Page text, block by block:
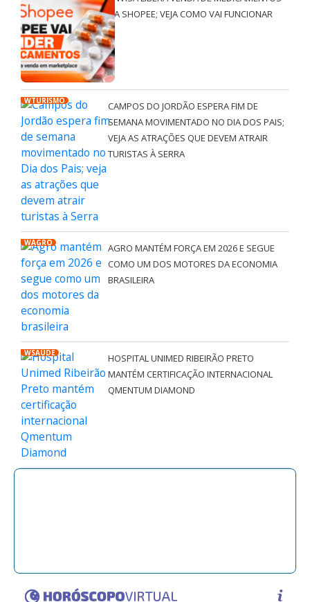
NA SHOPEE; VEJA COMO VAI FUNCIONAR
WTURISMO
CAMPOS DO JORDÃO ESPERA FIM DE
SEMANA MOVIMENTADO NO DIA DOS PAIS;
VEJA AS ATRAÇÕES QUE DEVEM ATRAIR
TURISTAS À SERRA
WAGRO
AGRO MANTÉM FORÇA EM 2026 E SEGUE
COMO UM DOS MOTORES DA ECONOMIA
BRASILEIRA
WSAÚDE
HOSPITAL UNIMED RIBEIRÃO PRETO
MANTÉM CERTIFICAÇÃO INTERNACIONAL
QMENTUM DIAMOND